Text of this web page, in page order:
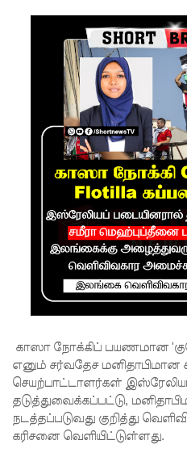
சிறைகளு
குற்றவாளி
முன்மாதிரி
உருவாக்கு
இலக்கு
சீரற்ற
வானிலை
காஸா நோக்கிப் பயணமான
எனும் சர்வதேச மனிதாபிமான
செயற்பாட்டாளர்கள்
தடுத்துவைக்கப்பட்டு,
நடத்தப்படுவது குறித்து
கரிசனை வெளியிட்டுள்ளது.